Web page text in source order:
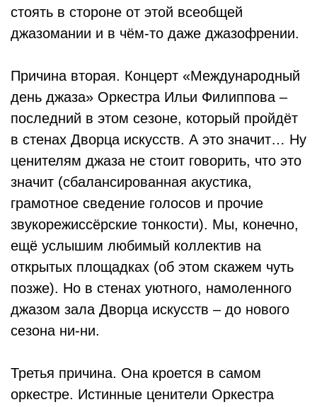
стоять в стороне от этой всеобщей
джазомании и в чём-то даже джазофрении.
Причина вторая. Концерт «Международный
день джаза» Оркестра Ильи Филиппова –
последний в этом сезоне, который пройдёт
в стенах Дворца искусств. А это значит… Ну
ценителям джаза не стоит говорить, что это
значит (сбалансированная акустика,
грамотное сведение голосов и прочие
звукорежиссёрские тонкости). Мы, конечно,
ещё услышим любимый коллектив на
открытых площадках (об этом скажем чуть
позже). Но в стенах уютного, намоленного
джазом зала Дворца искусств – до нового
сезона ни-ни.
Третья причина. Она кроется в самом
оркестре. Истинные ценители Оркестра